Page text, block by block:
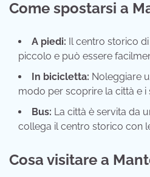
Come spostarsi a
A piedi: Il centro storico
piccolo e può essere
In bicicletta: Noleggiare
modo per scoprire la città e i
Bus: La città è servita da
collega il centro storico con
Cosa visitare a